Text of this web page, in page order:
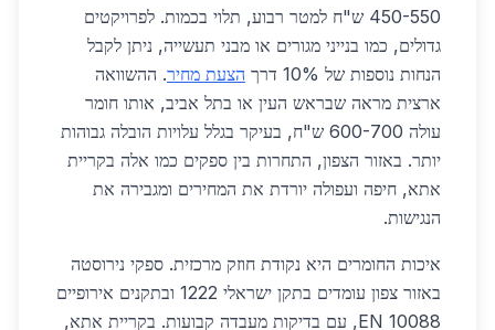
450-550 ש"ח למטר רבוע, תלוי בכמות. לפרויקטים
גדולים, כמו בנייני מגורים או מבני תעשייה, ניתן לקבל
הנחות נוספות של 10% דרך
הצעת מחיר. ההשוואה
ארצית מראה שבראש העין או בתל אביב, אותו חומר
עולה 600-700 ש"ח, בעיקר בגלל עלויות הובלה גבוהות
יותר. באזור הצפון, התחרות בין ספקים כמו אלה בקריית
אתא, חיפה ועפולה יורדת את המחירים ומגבירה את
הנגישות.
איכות החומרים היא נקודת חוזק מרכזית. ספקי נירוסטה
באזור צפון עומדים בתקן ישראלי 1222 ובתקנים אירופיים
EN 10088, עם בדיקות מעבדה קבועות. בקריית אתא,